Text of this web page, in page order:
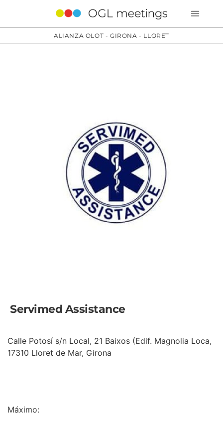
ALIANZA OLOT - GIRONA - LLORET
Servimed Assistance
Calle Potosí s/n Local, 21 Baixos (Edif. Magnolia Loca,
17310 Lloret de Mar, Girona
Máximo: